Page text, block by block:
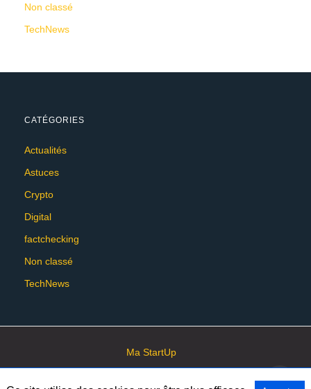
Non classé
TechNews
CATÉGORIES
Actualités
Astuces
Crypto
Digital
factchecking
Non classé
TechNews
Ma StartUp